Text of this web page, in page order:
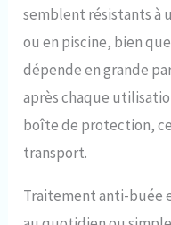
sécurité. En outre, la
vous offre un plus
masque de plongée
savoir-faire, son
profondément dans
profiter d'une
semblent résistants à
ou en piscine, bien
dépende en grande
après chaque
boîte de protection,
transport.
Traitement anti-buée